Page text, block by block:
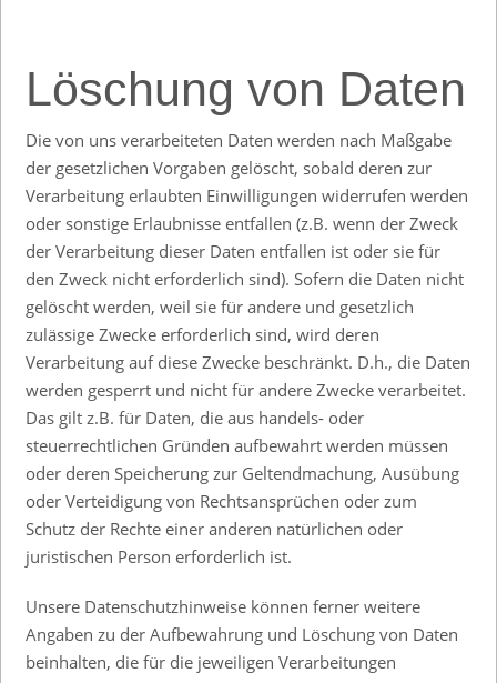
Löschung von Daten
Die von uns verarbeiteten Daten werden nach Maßgabe
der gesetzlichen Vorgaben gelöscht, sobald deren zur
Verarbeitung erlaubten Einwilligungen widerrufen werden
oder sonstige Erlaubnisse entfallen (z.B. wenn der Zweck
der Verarbeitung dieser Daten entfallen ist oder sie für
den Zweck nicht erforderlich sind). Sofern die Daten nicht
gelöscht werden, weil sie für andere und gesetzlich
zulässige Zwecke erforderlich sind, wird deren
Verarbeitung auf diese Zwecke beschränkt. D.h., die Daten
werden gesperrt und nicht für andere Zwecke verarbeitet.
Das gilt z.B. für Daten, die aus handels- oder
steuerrechtlichen Gründen aufbewahrt werden müssen
oder deren Speicherung zur Geltendmachung, Ausübung
oder Verteidigung von Rechtsansprüchen oder zum
Schutz der Rechte einer anderen natürlichen oder
juristischen Person erforderlich ist.
Unsere Datenschutzhinweise können ferner weitere
Angaben zu der Aufbewahrung und Löschung von Daten
beinhalten, die für die jeweiligen Verarbeitungen